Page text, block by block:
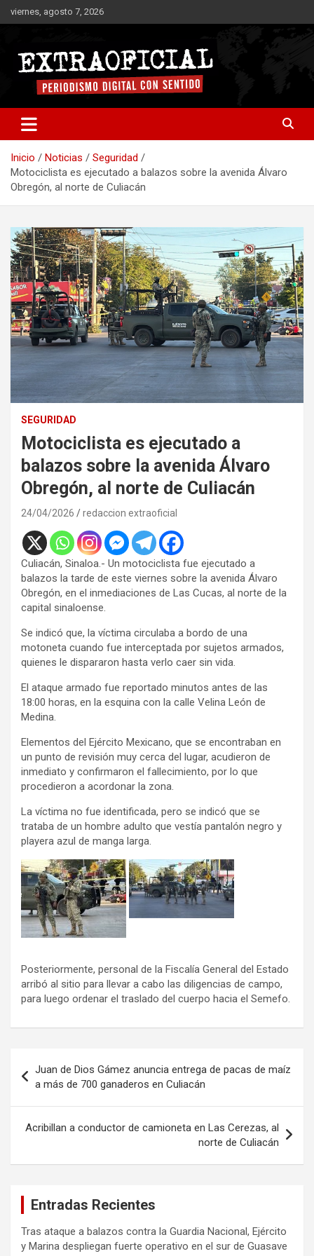
Saltar
al
viernes, agosto 7, 2026
Extraoficial
Inicio Noticias
Seguridad
Motociclista es ejecutado a balazos sobre la avenida Álvaro
Obregón, al norte de Culiacán
SEGURIDAD
Motociclista es ejecutado a
balazos sobre la avenida Álvaro
Obregón, al norte de Culiacán
24/04/2026 redaccion extraoficial
Culiacán, Sinaloa.- Un motociclista fue ejecutado a
balazos la tarde de este viernes sobre la avenida Álvaro
Obregón, en el inmediaciones de Las Cucas, al norte de la
capital sinaloense.
Se indicó que, la víctima circulaba a bordo de una
motoneta cuando fue interceptada por sujetos armados,
quienes le dispararon hasta verlo caer sin vida.
El ataque armado fue reportado minutos antes de las
18:00 horas, en la esquina con la calle Velina León de
Medina.
Elementos del Ejército Mexicano, que se encontraban en
un punto de revisión muy cerca del lugar, acudieron de
inmediato y confirmaron el fallecimiento, por lo que
procedieron a acordonar la zona.
La víctima no fue identificada, pero se indicó que se
trataba de un hombre adulto que vestía pantalón negro y
playera azul de manga larga.
Posteriormente, personal de la Fiscalía General del Estado
arribó al sitio para llevar a cabo las diligencias de campo,
para luego ordenar el traslado del cuerpo hacia el Semefo.
de
entradas
Juan de Dios Gámez anuncia entrega de pacas de maíz
a más de 700 ganaderos en Culiacán
Acribillan a conductor de camioneta en Las Cerezas, al
norte de Culiacán
Entradas Recientes
Tras ataque a balazos contra la Guardia Nacional, Ejército
y Marina despliegan fuerte operativo en el sur de Guasave